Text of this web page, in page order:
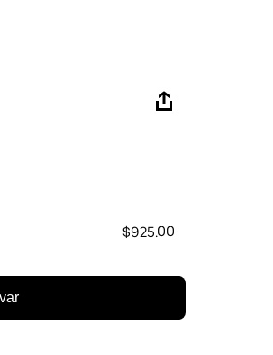
$925.00